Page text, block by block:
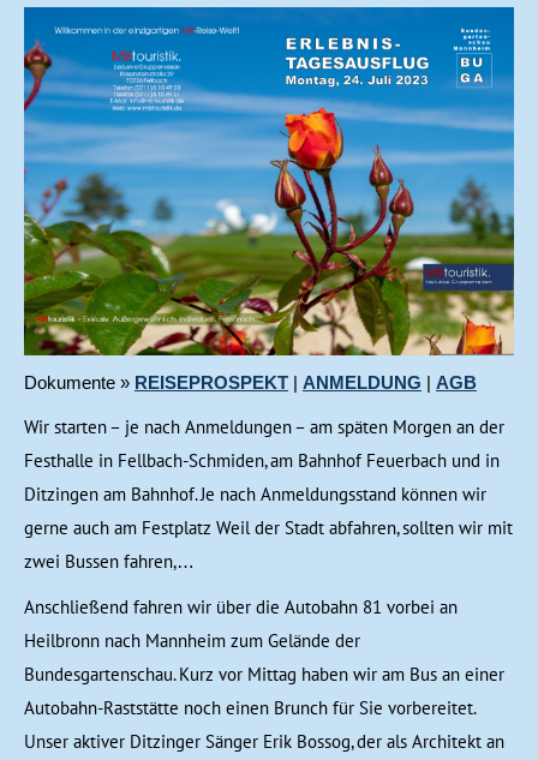
Dokumente » REISEPROSPEKT | ANMELDUNG | AGB
Wir starten – je nach Anmeldungen – am späten Morgen an der
Festhalle in Fellbach-Schmiden, am Bahnhof Feuerbach und in
Ditzingen am Bahnhof. Je nach Anmeldungsstand können wir
gerne auch am Festplatz Weil der Stadt abfahren, sollten wir mit
zwei Bussen fahren,…
Anschließend fahren wir über die Autobahn 81 vorbei an
Heilbronn nach Mannheim zum Gelände der
Bundesgartenschau. Kurz vor Mittag haben wir am Bus an einer
Autobahn-Raststätte noch einen Brunch für Sie vorbereitet.
Unser aktiver Ditzinger Sänger Erik Bossog, der als Architekt an